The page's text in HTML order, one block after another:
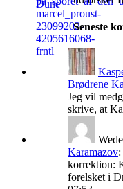
Seneste
Brødrene
Jeg vil
skrive, at
Karamazov:
korrektion:
forelsket i